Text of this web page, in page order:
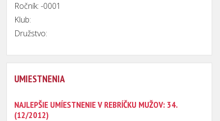
Ročník: -0001
Klub:
Družstvo:
UMIESTNENIA
NAJLEPŠIE UMÍESTNENIE V REBRÍČKU MUŽOV: 34.
(12/2012)